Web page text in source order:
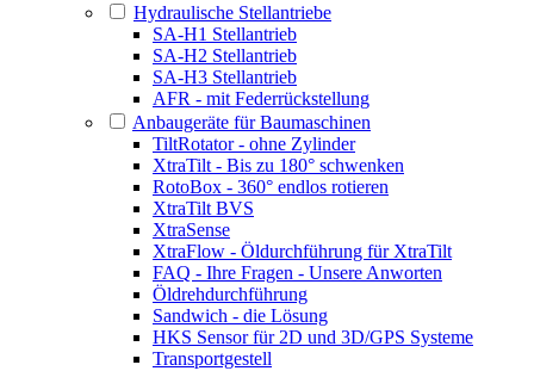
Hydraulische Stellantriebe
SA-H1 Stellantrieb
SA-H2 Stellantrieb
SA-H3 Stellantrieb
AFR - mit Federrückstellung
Anbaugeräte für Baumaschinen
TiltRotator - ohne Zylinder
XtraTilt - Bis zu 180° schwenken
RotoBox - 360° endlos rotieren
XtraTilt BVS
XtraSense
XtraFlow - Öldurchführung für XtraTilt
FAQ - Ihre Fragen - Unsere Anworten
Öldrehdurchführung
Sandwich - die Lösung
HKS Sensor für 2D und 3D/GPS Systeme
Transportgestell